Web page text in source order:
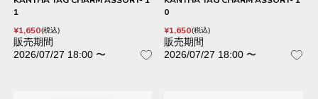
1
¥1,650 税込
販売期間
2026/07/27 18:00 〜
0
¥1,650 税込
販売期間
2026/07/27 18:00 〜